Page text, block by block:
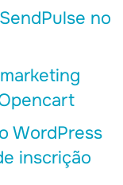
no
WordPress
inscrição